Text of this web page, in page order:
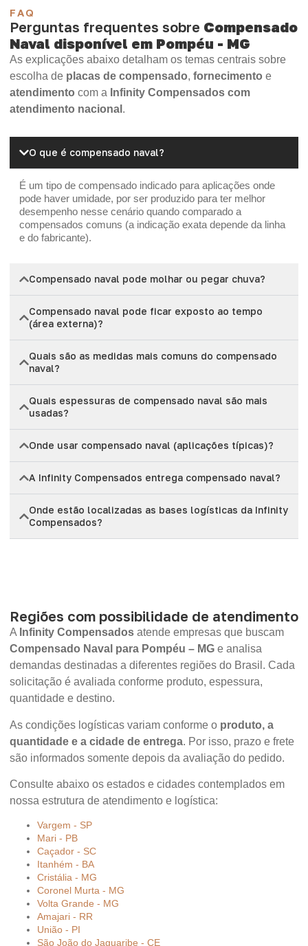
FAQ
Perguntas frequentes sobre Compensado
Naval disponível em Pompéu - MG
As explicações abaixo detalham os temas centrais sobre
escolha de placas de compensado, fornecimento e
atendimento com a Infinity Compensados com
atendimento nacional .
O que é compensado naval?
É um tipo de compensado indicado para aplicações onde
pode haver umidade, por ser produzido para ter melhor
desempenho nesse cenário quando comparado a
compensados comuns (a indicação exata depende da linha
e do fabricante).
Compensado naval pode molhar ou pegar chuva?
Compensado naval pode ficar exposto ao tempo
(área externa)?
Quais são as medidas mais comuns do compensado
naval?
Quais espessuras de compensado naval são mais
usadas?
Onde usar compensado naval (aplicações típicas)?
A Infinity Compensados entrega compensado naval?
Onde estão localizadas as bases logísticas da Infinity
Compensados?
Regiões com possibilidade de atendimento
A Infinity Compensados atende empresas que buscam
Compensado Naval para Pompéu – MG e analisa
demandas destinadas a diferentes regiões do Brasil. Cada
solicitação é avaliada conforme produto, espessura,
quantidade e destino.
As condições logísticas variam conforme o produto, a
quantidade e a cidade de entrega. Por isso, prazo e frete
são informados somente depois da avaliação do pedido.
Consulte abaixo os estados e cidades contemplados em
nossa estrutura de atendimento e logística:
Vargem - SP
Mari - PB
Caçador - SC
Itanhém - BA
Cristália - MG
Coronel Murta - MG
Volta Grande - MG
Amajari - RR
União - PI
São João do Jaguaribe - CE